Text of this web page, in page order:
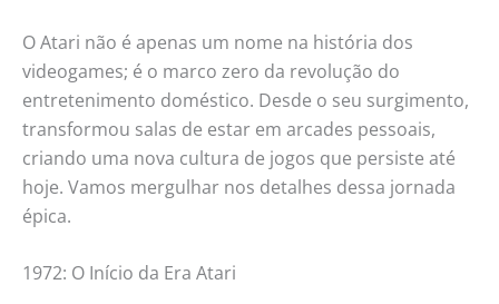
O Atari não é apenas um nome na história dos
videogames; é o marco zero da revolução do
entretenimento doméstico. Desde o seu surgimento,
transformou salas de estar em arcades pessoais,
criando uma nova cultura de jogos que persiste até
hoje. Vamos mergulhar nos detalhes dessa jornada
épica.
1972: O Início da Era Atari